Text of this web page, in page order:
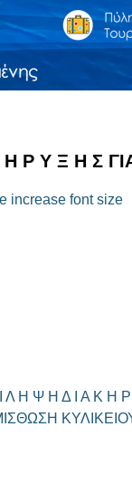
Η Ρ Υ Ξ Η Σ
increase font size
Λ Η Ψ Η Δ Ι Α Κ